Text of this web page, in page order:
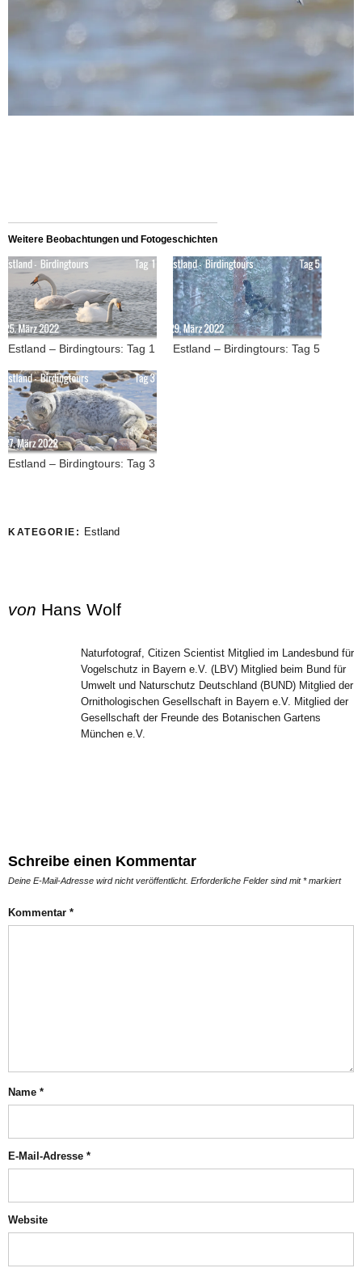
Weitere Beobachtungen und Fotogeschichten
Estland – Birdingtours: Tag 1 Estland – Birdingtours: Tag 5
Estland – Birdingtours: Tag 3
KATEGORIE: Estland
von Hans Wolf
Naturfotograf, Citizen Scientist Mitglied im Landesbund für
Vogelschutz in Bayern e.V. (LBV) Mitglied beim Bund für
Umwelt und Naturschutz Deutschland (BUND) Mitglied der
Ornithologischen Gesellschaft in Bayern e.V. Mitglied der
Gesellschaft der Freunde des Botanischen Gartens
München e.V.
Schreibe einen Kommentar
Deine E-Mail-Adresse wird nicht veröffentlicht. Erforderliche Felder sind mit*markiert
Kommentar *
Name *
E-Mail-Adresse *
Website